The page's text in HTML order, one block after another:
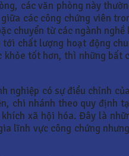
các văn phòng này
các công chứng viên
chuyển từ các ngành
chất lượng hoạt động
tốt hơn, thì những bất
nghiệp có sự điều chỉnh
chi nhánh theo quy
xã hội hóa. Đây là
lĩnh vực công chứng